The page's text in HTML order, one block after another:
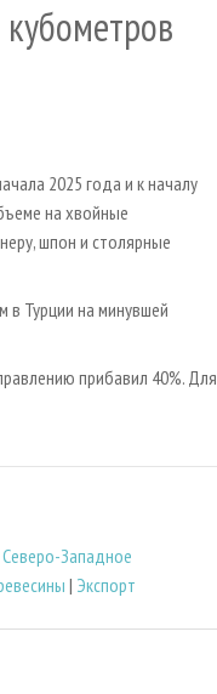
2025 года и к началу
на хвойные
шпон и столярные
в Турции на минувшей
прибавил 40%. Для
Северо-Западное
| Экспорт